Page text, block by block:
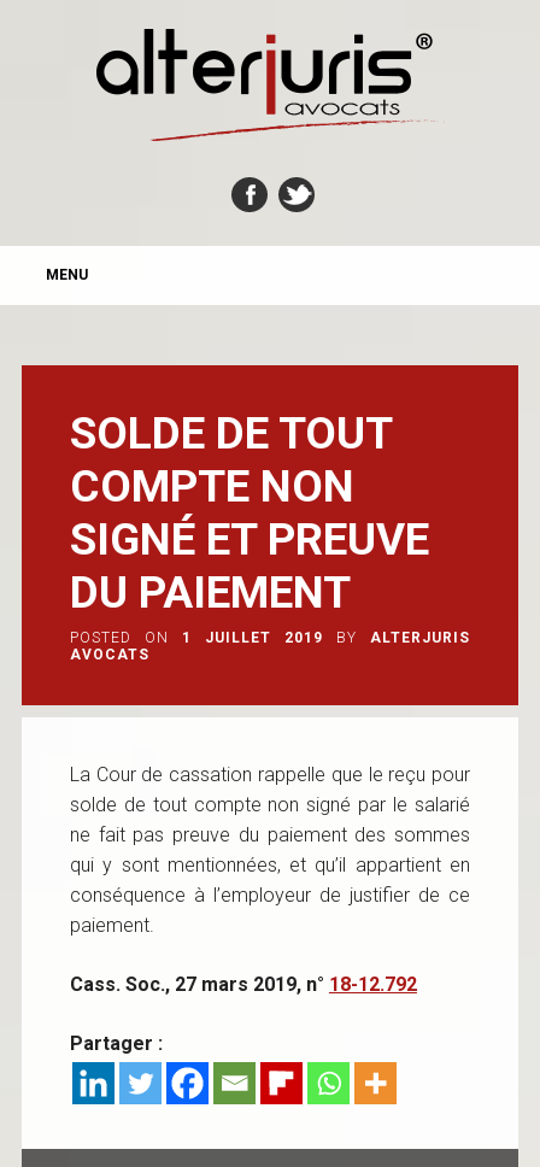
MAIN MENU
MENU
SOLDE DE TOUT
COMPTE NON
SIGNÉ ET PREUVE
DU PAIEMENT
POSTED ON 1 JUILLET 2019 BY
ALTERJURIS
AVOCATS
La Cour de cassation rappelle que le reçu pour
solde de tout compte non signé par le salarié
ne fait pas preuve du paiement des sommes
qui y sont mentionnées, et qu’il appartient en
conséquence à l’employeur de justifier de ce
paiement.
Cass. Soc., 27 mars 2019, n° 18-12.792
Partager :